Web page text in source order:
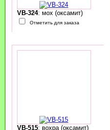
VB-324: мох (оксамит)
Отметить для заказа
VB-515: вохра (оксамит)